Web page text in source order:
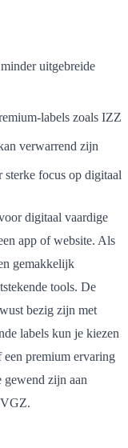
uitgebreide
labels zoals IZZ
verwarrend zijn
focus op digitaal
digitaal vaardige
app of website. Als
gemakkelijk
tools. De
bezig zijn met
labels kun je kiezen
premium ervaring
zijn aan